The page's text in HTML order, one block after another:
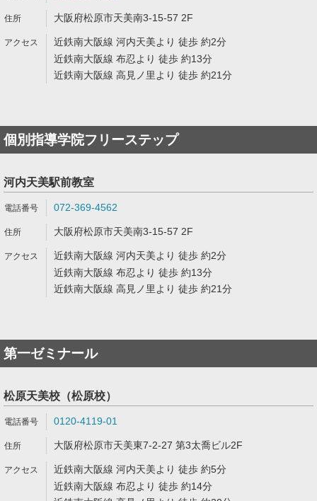
大阪府松原市天美南3-15-57 2F
近鉄南大阪線 河内天美より 徒歩 約2分
近鉄南大阪線 布忍より 徒歩 約13分
近鉄南大阪線 高見ノ里より 徒歩 約21分
個別指導学院フリーステップ
河内天美駅前教室
072-369-4562
大阪府松原市天美南3-15-57 2F
近鉄南大阪線 河内天美より 徒歩 約2分
近鉄南大阪線 布忍より 徒歩 約13分
近鉄南大阪線 高見ノ里より 徒歩 約21分
第一ゼミナール
松原天美校（松原校）
0120-4119-01
大阪府松原市天美東7-2-27 第3太喬ビル2F
近鉄南大阪線 河内天美より 徒歩 約5分
近鉄南大阪線 布忍より 徒歩 約14分